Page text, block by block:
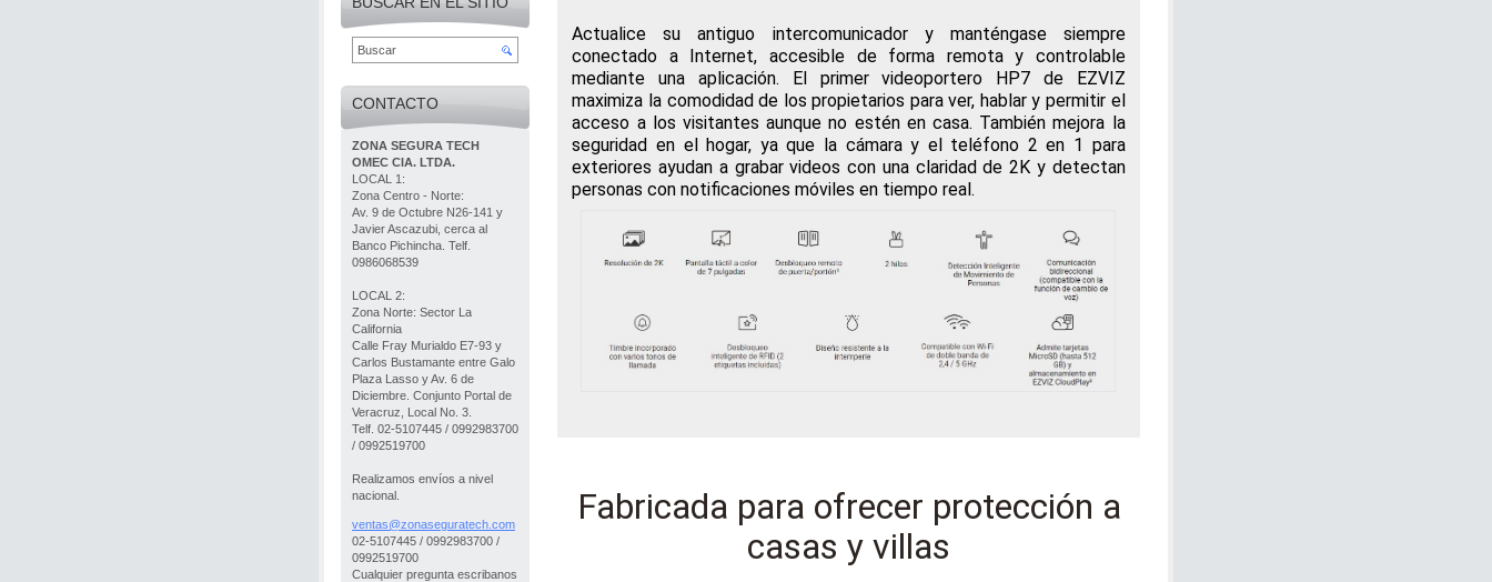
Actualice su antiguo intercomunicador y manténgase siempre
conectado a Internet, accesible de forma remota y controlable
mediante una aplicación. El primer videoportero HP7 de EZVIZ
maximiza la comodidad de los propietarios para ver, hablar y permitir el
acceso a los visitantes aunque no estén en casa. También mejora la
seguridad en el hogar, ya que la cámara y el teléfono 2 en 1 para
exteriores ayudan a grabar videos con una claridad de 2K y detectan
personas con notificaciones móviles en tiempo real.
Fabricada para ofrecer protección a
casas y villas
CONTACTO
ZONA SEGURA TECH
OMEC CIA. LTDA.
LOCAL 1:
Zona Centro - Norte:
Av. 9 de Octubre N26-141 y
Javier Ascazubi, cerca al
Banco Pichincha. Telf.
0986068539
LOCAL 2:
Zona Norte: Sector La
California
Calle Fray Murialdo E7-93 y
Carlos Bustamante entre Galo
Plaza Lasso y Av. 6 de
Diciembre. Conjunto Portal de
Veracruz, Local No. 3.
Telf. 02-5107445 / 0992983700
/ 0992519700
Realizamos envíos a nivel
nacional.
ventas@zonaseguratech.com
02-5107445 / 0992983700 /
0992519700
Cualquier pregunta escribanos